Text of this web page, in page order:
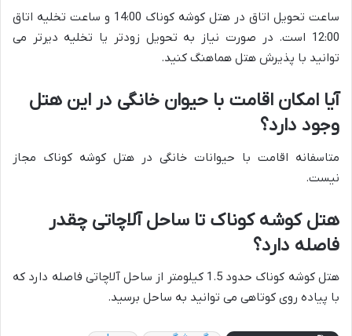
ساعت تحویل اتاق در هتل کوشه کوناک 14:00 و ساعت تخلیه اتاق
12:00 است. در صورت نیاز به تحویل زودتر یا تخلیه دیرتر می
توانید با پذیرش هتل هماهنگ کنید.
آیا امکان اقامت با حیوان خانگی در این هتل
وجود دارد؟
متاسفانه اقامت با حیوانات خانگی در هتل کوشه کوناک مجاز
نیست.
هتل کوشه کوناک تا ساحل آلاچاتی چقدر
فاصله دارد؟
هتل کوشه کوناک حدود 1.5 کیلومتر از ساحل آلاچاتی فاصله دارد که
با پیاده روی کوتاهی می توانید به ساحل برسید.